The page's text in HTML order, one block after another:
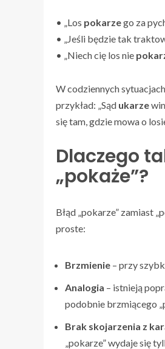
• „Los pokarzego za
• „Jeśli będzie tak
• „Niech cię los nie
W codziennych
przykład: „Sąd ukarze
się tam, gdzie mowa o
Dlaczego
„pokaże”?
Błąd „pokarze” zamiast
proste:
Brzmienie – przy
Analogia – istnieją
podobnie brzmiącego
Brak skojarzenia z
„pokarze” wydaje się